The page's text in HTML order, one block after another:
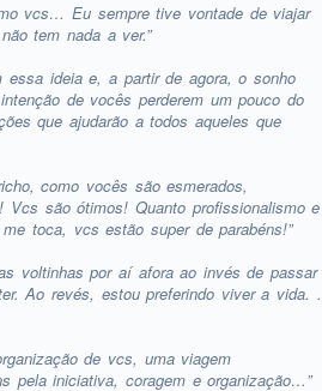
vcs… Eu sempre tive vontade de viajar
tem nada a ver.”
essa ideia e, a partir de agora, o sonho
de vocês perderem um pouco do
que ajudarão a todos aqueles que
como vocês são esmerados,
são ótimos! Quanto profissionalismo e
toca, vcs estão super de parabéns!”
voltinhas por aí afora ao invés de passar
Ao revés, estou preferindo viver a vida. .
de vcs, uma viagem
pela iniciativa, coragem e organização…”